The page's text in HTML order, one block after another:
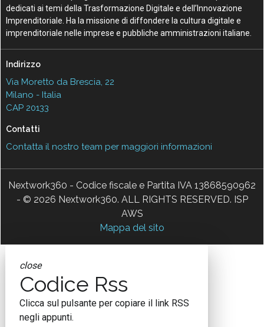
dedicati ai temi della Trasformazione Digitale e dell’Innovazione
Imprenditoriale. Ha la missione di diffondere la cultura digitale e
imprenditoriale nelle imprese e pubbliche amministrazioni italiane.
Indirizzo
Via Moretto da Brescia, 22
Milano - Italia
CAP 20133
Contatti
Contatta il nostro team per maggiori informazioni
Nextwork360 - Codice fiscale e Partita IVA 13868590962
- © 2026 Nextwork360. ALL RIGHTS RESERVED. ISP
AWS
Mappa del sito
close
Codice Rss
Clicca sul pulsante per copiare il link RSS
negli appunti.